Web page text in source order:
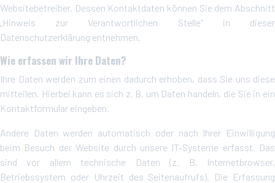
Websitebetreiber. Dessen Kontaktdaten können Sie dem Abschnitt
„Hinweis zur Verantwortlichen Stelle“ in dieser
Datenschutzerklärung entnehmen.
Wie erfassen wir Ihre Daten?
Ihre Daten werden zum einen dadurch erhoben, dass Sie uns diese
mitteilen. Hierbei kann es sich z. B. um Daten handeln, die Sie in ein
Kontaktformular eingeben.
Andere Daten werden automatisch oder nach Ihrer Einwilligung
beim Besuch der Website durch unsere IT-Systeme erfasst. Das
sind vor allem technische Daten (z. B. Internetbrowser,
Betriebssystem oder Uhrzeit des Seitenaufrufs). Die Erfassung